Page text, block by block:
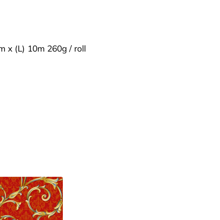
x (L) 10m 260g / roll